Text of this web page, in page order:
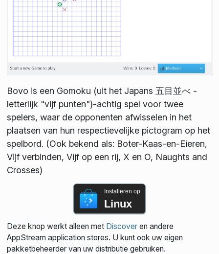
Bovo is een Gomoku (uit het Japans 五目並べ -
letterlijk "vijf punten")-achtig spel voor twee
spelers, waar de opponenten afwisselen in het
plaatsen van hun respectievelijke pictogram op het
spelbord. (Ook bekend als: Boter-Kaas-en-Eieren,
Vijf verbinden, Vijf op een rij, X en O, Naughts and
Crosses)
Installeren op
Linux
Deze knop werkt alleen met Discoveren andere
AppStream application stores. U kunt ook uw eigen
pakketbeheerder van uw distributie gebruiken.